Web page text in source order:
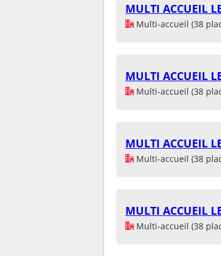
MULTI ACCUEIL
Multi-accueil (38
MULTI ACCUEIL
Multi-accueil (38
MULTI ACCUEIL
Multi-accueil (38
MULTI ACCUEIL
Multi-accueil (38